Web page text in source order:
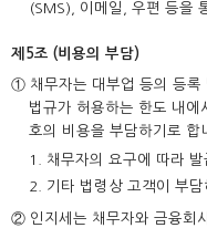
(SMS), 이메일, 우편 등을
제5조 (비용의 부담)
① 채무자는 대부업 등의 등록
법규가 허용하는 한도 내에
호의 비용을 부담하기로 합
1. 채무자의 요구에 따라
2. 기타 법령상 고객이 부
② 인지세는 채무자와 금융회